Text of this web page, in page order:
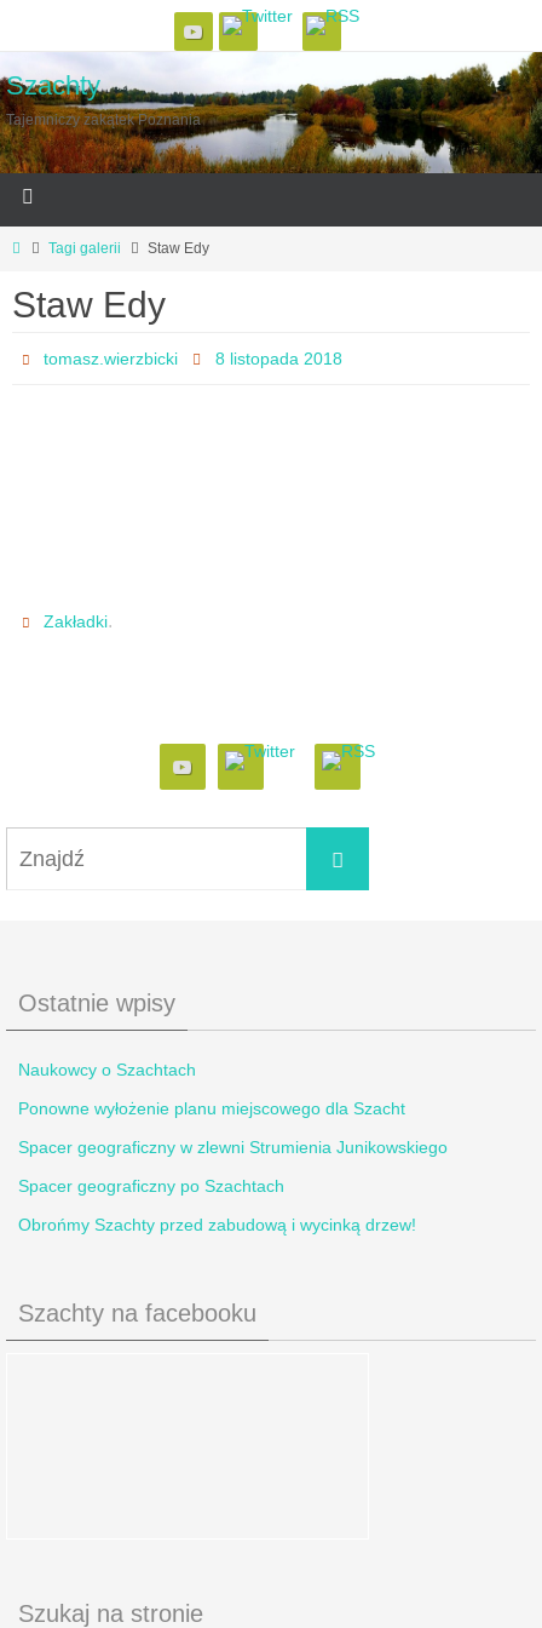
Szachty
Tajemniczy zakątek Poznania
Tagi galerii Staw Edy
Staw Edy
tomasz.wierzbicki 8 listopada 2018
Zakładki.
Ostatnie wpisy
Naukowcy o Szachtach
Ponowne wyłożenie planu miejscowego dla Szacht
Spacer geograficzny w zlewni Strumienia Junikowskiego
Spacer geograficzny po Szachtach
Obrońmy Szachty przed zabudową i wycinką drzew!
Szachty na facebooku
Szukaj na stronie